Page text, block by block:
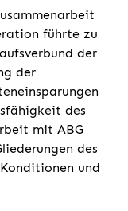
führte zu
der
der
des
mit ABG
des
und